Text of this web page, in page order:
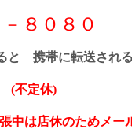
８０８０
と 携帯に転送され
定休)
中は店休のためメー